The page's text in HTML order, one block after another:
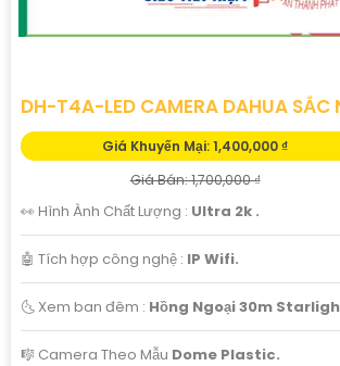
DH-T4A-LED CAMERA DAHUA SẮC
Giá Khuyến Mại: 1,400,000 ₫
Giá Bán: 1,700,000 ₫
👀 Hình Ành Chất Lượng : Ultra 2k .
🤖️ Tích hợp công nghệ : IP Wifi.
🌜 Xem ban đêm : Hồng Ngoại 30m
🎼️ Camera Theo Mẫu Dome Plastic.